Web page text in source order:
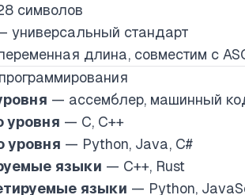
символов
универсальный стандарт
длина, совместим с
— ассемблер, машинный
уровня — C, C++
уровня — Python, Java, C#
языки — C++, Rust
языки — Python,